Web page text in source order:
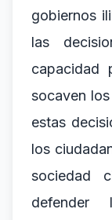
gobiernos
las
capacidad
socaven
estas
los
sociedad
defender